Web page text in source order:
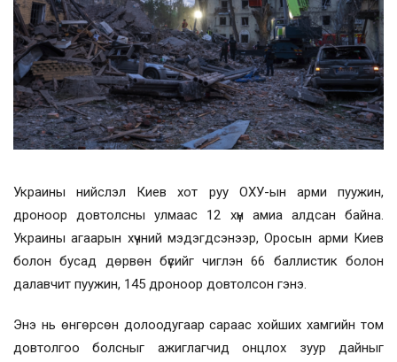
Украины нийслэл Киев хот руу ОХУ-ын арми пуужин,
дроноор довтолсны улмаас 12 хүн амиа алдсан байна.
Украины агаарын хүчний мэдэгдсэнээр, Оросын арми Киев
болон бусад дөрвөн бүсийг чиглэн 66 баллистик болон
далавчит пуужин, 145 дроноор довтолсон гэнэ.
Энэ нь өнгөрсөн долоодугаар сараас хойших хамгийн том
довтолгоо болсныг ажиглагчид онцлох зуур дайныг